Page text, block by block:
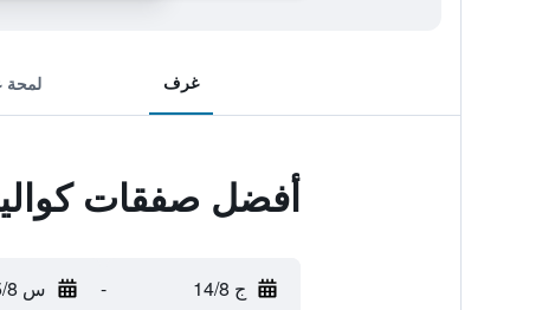
غرف لمحة
أفضل صفقات
ج 14/8 - س 15/8